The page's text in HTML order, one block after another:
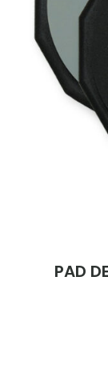
1 of 5
stars
electrónico
y sitio
PAD